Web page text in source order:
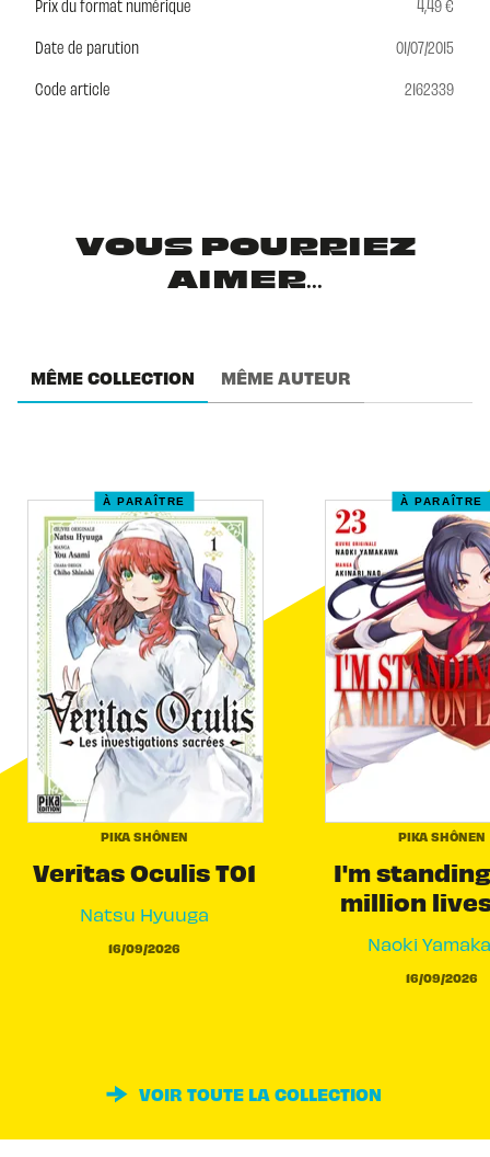
Prix du format numérique
4,49 €
Date de parution
01/07/2015
Code article
2162339
VOUS POURRIEZ
AIMER...
MÊME COLLECTION MÊME AUTEUR
À PARAÎTRE
PIKA SHÔNEN
Veritas Oculis T01
Natsu Hyuuga
16/09/2026
À PARAÎTRE
PIKA SHÔNEN
I'm
million
Naoki
16/09/2026
VOIR TOUTE LA COLLECTION